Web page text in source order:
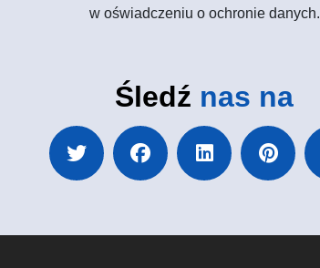
w oświadczeniu o ochronie danych.
Śledź nas na